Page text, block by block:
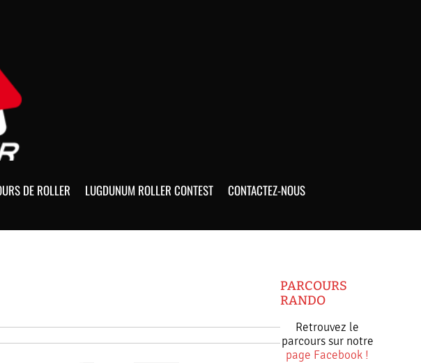
DE ROLLER LUGDUNUM ROLLER CONTEST CONTACTEZ-NOUS
PARCOURS
RANDO
Retrouvez le
parcours sur notre
page Facebook !